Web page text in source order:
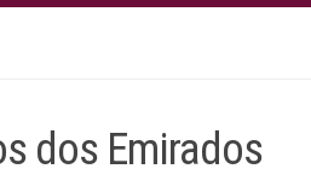
dos Emirados